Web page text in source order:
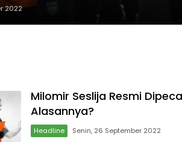
2022
Milomir Seslija Resmi
Alasannya?
Headline Senin, 26 September 2022